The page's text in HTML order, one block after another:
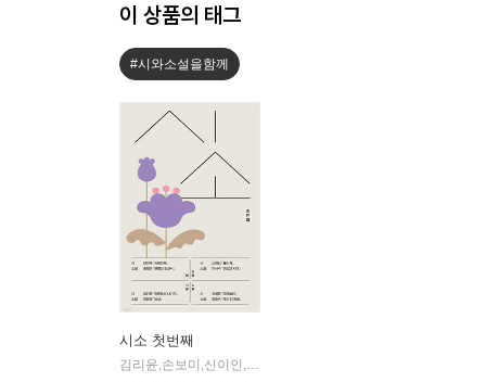
이 상품의 태그
#시와소설을함께
시소 첫번째
김리윤,손보미,신이인,안미옥,염승숙,이서수,조혜은,최은영 공저